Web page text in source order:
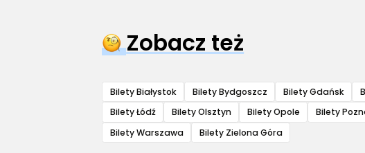
Zobacz też
Bilety Białystok Bilety Bydgoszcz Bilety Gdańsk
Bilety Łódź
Bilety Olsztyn Bilety Opole Bilety
Bilety Warszawa
Bilety Zielona Góra